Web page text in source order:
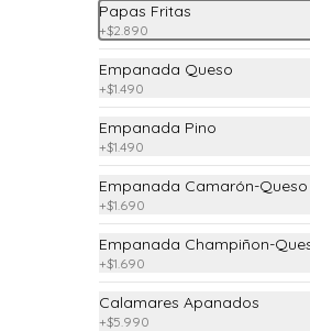
Papas Fritas
+$2.890
Empanada Queso
+$1.490
Empanada Pino
+$1.490
Empanada Camarón-Queso
+$1.690
Empanada Champiñon-
+$1.690
Calamares Apanados
+$5.990